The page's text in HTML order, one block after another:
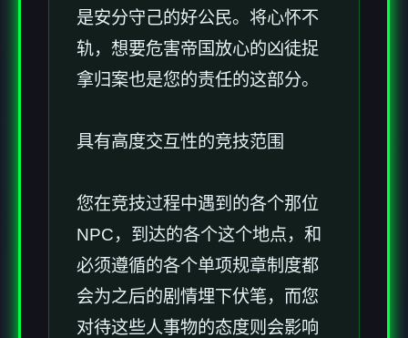
是安分守己的好公民。将心怀不
轨，想要危害帝国放心的凶徒捉
拿归案也是您的责任的这部分。
具有高度交互性的竞技范围
您在竞技过程中遇到的各个那位
NPC，到达的各个这个地点，和
必须遵循的各个单项规章制度都
会为之后的剧情埋下伏笔，而您
对待这些人事物的态度则会影响